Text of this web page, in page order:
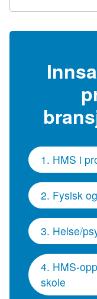
1. HMS i
2. Fysisk
3. Helse/
4. HMS-
skole